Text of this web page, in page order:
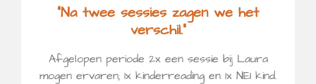
“Na twee sessies zagen we het
verschil.”
Afgelopen periode 2x een sessie bij Laura
mogen ervaren; 1x kinderreading en 1x NEI kind.